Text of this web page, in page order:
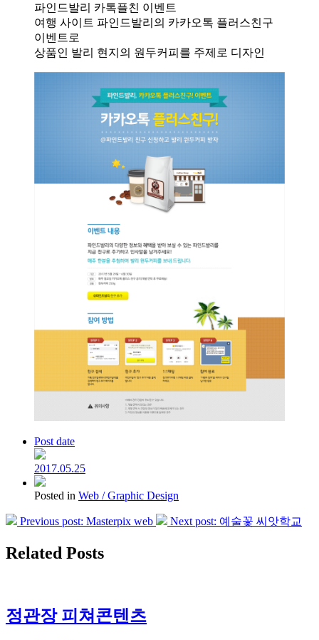
파인드발리 카톡플친 이벤트
여행 사이트 파인드발리의 카카오톡 플러스친구
이벤트로
상품인 발리 현지의 원두커피를 주제로 디자인
Post date
2017.05.25
Posted in Web / Graphic Design
Previous post: Masterpix web Next post: 예술꽃 씨앗학교
Related Posts
정관장 피쳐콘텐츠